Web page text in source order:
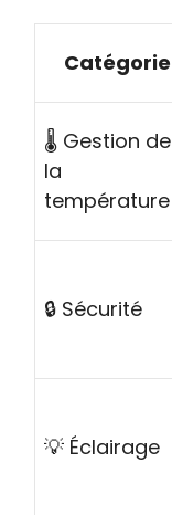
Catégorie
🌡️ Gestion de
la
température
🔒 Sécurité
💡 Éclairage